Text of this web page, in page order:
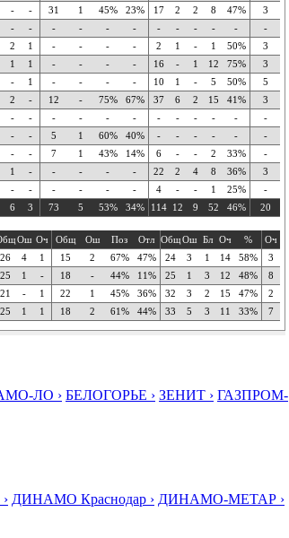
- - 31 1 45% 23% 17 2 2 8 47% 3
- - - - - - - - - - - -
2 1 - - - - 2 1 - 1 50% 3
1 1 - - - - 16 - 1 12 75% 3
- 1 - - - - 10 1 - 5 50% 5
2 - 12 - 75% 67% 37 6 2 15 41% 3
- - - - - - - - - - - -
- - 5 1 60% 40% - - - - - -
- - 7 1 43% 14% 6 - - 2 33% -
1 - - - - - 22 2 4 8 36% 3
- - - - - - 4 - - 1 25% -
6 3 73 5 53% 34% 114 12 9 52 46% 20
Ош Оч Общ Ош Поз Отл ОбщОш Бл Оч % Оч
26 4 1 15 2 67% 47% 24 3 1 14 58% 3
25 1 - 18 - 44% 11% 25 1 3 12 48% 8
21 - 1 22 1 45% 36% 32 3 2 15 47% 2
25 1 1 18 2 61% 44% 33 5 3 11 33% 7
ЛО › БЕЛОГОРЬЕ › ЗЕНИТ › ГАЗПРОМ-
ДИНАМО Краснодар › ДИНАМО-МЕТАР ›